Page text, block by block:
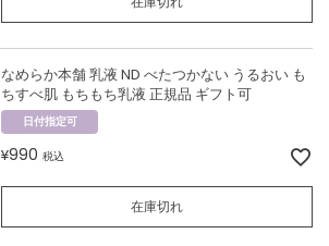
なめらか本舗 乳液 ND べたつかない うるおい も
ちすべ肌 もちもち乳液 正規品 ギフト可
日付指定可
¥990 税込
在庫切れ